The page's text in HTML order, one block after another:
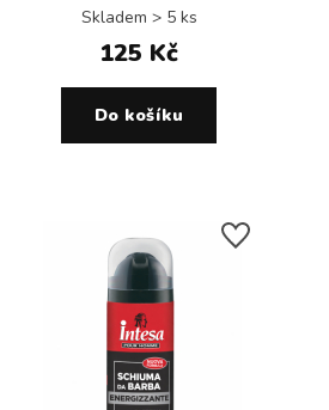
Skladem > 5 ks
125 Kč
Do košíku